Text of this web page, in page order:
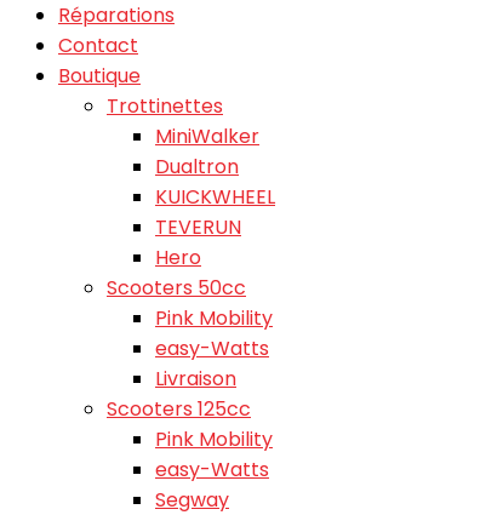
Réparations
Contact
Boutique
Trottinettes
MiniWalker
Dualtron
KUICKWHEEL
TEVERUN
Hero
Scooters 50cc
Pink Mobility
easy-Watts
Livraison
Scooters 125cc
Pink Mobility
easy-Watts
Segway